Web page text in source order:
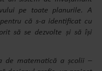
pe toate planurile. A
că s-a identificat cu
să se dezvolte și să își
de matematică a școlii –